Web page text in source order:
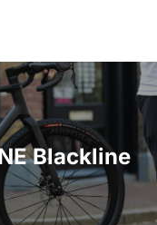
Blackline